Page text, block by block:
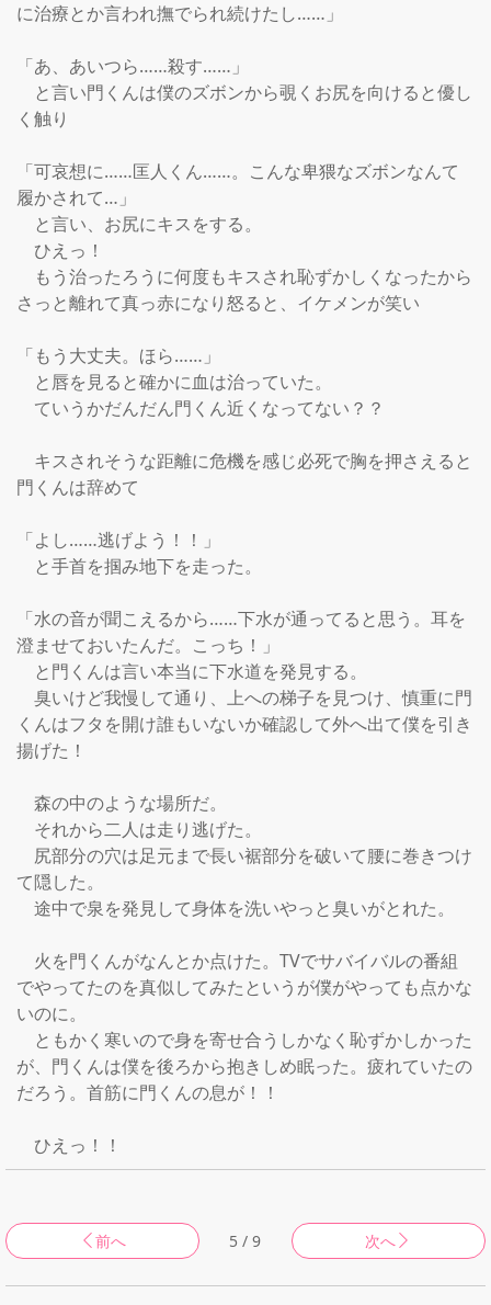
に治療とか言われ撫でられ続けたし……」
「あ、あいつら……殺す……」
と言い門くんは僕のズボンから覗くお尻を向けると優し
く触り
「可哀想に……匡人くん……。こんな卑猥なズボンなんて
履かされて…」
と言い、お尻にキスをする。
ひえっ！
もう治ったろうに何度もキスされ恥ずかしくなったから
さっと離れて真っ赤になり怒ると、イケメンが笑い
「もう大丈夫。ほら……」
と唇を見ると確かに血は治っていた。
ていうかだんだん門くん近くなってない？？
キスされそうな距離に危機を感じ必死で胸を押さえると
門くんは辞めて
「よし……逃げよう！！」
と手首を掴み地下を走った。
「水の音が聞こえるから……下水が通ってると思う。耳を
澄ませておいたんだ。こっち！」
と門くんは言い本当に下水道を発見する。
臭いけど我慢して通り、上への梯子を見つけ、慎重に門
くんはフタを開け誰もいないか確認して外へ出て僕を引き
揚げた！
森の中のような場所だ。
それから二人は走り逃げた。
尻部分の穴は足元まで長い裾部分を破いて腰に巻きつけ
て隠した。
途中で泉を発見して身体を洗いやっと臭いがとれた。
火を門くんがなんとか点けた。TVでサバイバルの番組
でやってたのを真似してみたというが僕がやっても点かな
いのに。
ともかく寒いので身を寄せ合うしかなく恥ずかしかった
が、門くんは僕を後ろから抱きしめ眠った。疲れていたの
だろう。首筋に門くんの息が！！
前へ 5 / 9 次へ